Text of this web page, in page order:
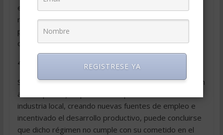
exportaciones (en Diciembre de 2008), EE.UU. deberá
replantear el grado de participación que tendrá el
proteccionismo en una economía contraída y
caracterizada por un estancamiento sincrónico.
4.- Conclusión
Si bien la intención del régimen de Compra Nacional (en
ambos países) es promover la proliferación de la
industria local, creando nuevas fuentes de empleo e
incentivado el desarrollo productivo, puede concluirse
que dicho régimen no cumple con su cometido en el
REGISTRESE YA